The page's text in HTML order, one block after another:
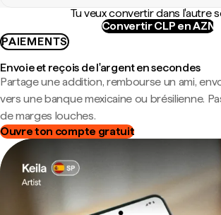
Tu veux convertir dans l'autre
Convertir CLP en AZN
PAIEMENTS
Envoie et reçois de l'argent en secondes
Partage une addition, rembourse un ami,
vers une banque mexicaine ou brésilienne.
de marges louches.
Ouvre ton compte gratuit